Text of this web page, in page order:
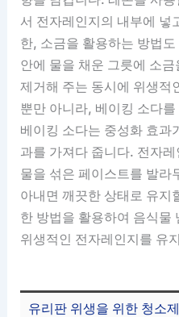
서 전자레인지의 내부에 넣
한, 소금을 활용하는 방법
안에 물을 채운 그릇에 소
제거해 주는 동시에 위생적
뿐만 아니라, 베이킹 소다
베이킹 소다는 중성화 효과
과를 가져다 줍니다. 전자
물을 섞은 페이스트를 발라
아내면 깨끗한 상태로 유지
한 방법을 활용하여 음식물
위생적인 전자레인지를 유
유리판 위생을 위한 청소